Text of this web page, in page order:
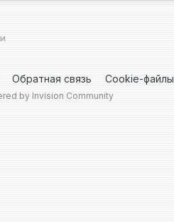
Обратная связь Cookie-файлы
by Invision Community